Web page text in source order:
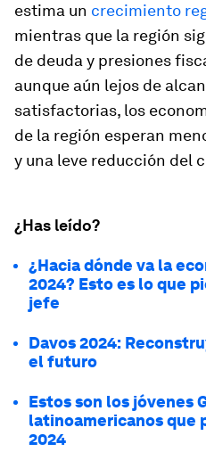
estima un crecimiento
mientras que la región
de deuda y presiones
aunque aún lejos de
satisfactorias, los
de la región esperan
y una leve reducción del
¿Has leído?
¿Hacia dónde va la
2024? Esto es lo que
jefe
Davos 2024:
el futuro
Estos son los jóvenes
latinoamericanos que
2024